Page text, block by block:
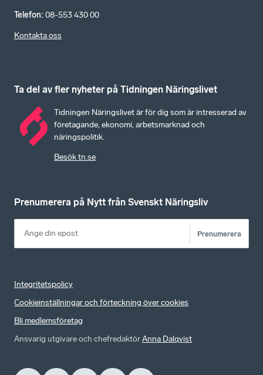
Telefon: 08-553 430 00
Kontakta oss
Ta del av fler nyheter på Tidningen Näringslivet
Tidningen Näringslivet är för dig som är intresserad av
företagande, ekonomi, arbetsmarknad och
näringspolitik.
Besök tn.se
Prenumerera på Nytt från Svenskt Näringsliv
Prenumerera
Integritetspolicy
Cookieinställningar och förteckning över cookies
Bli medlemsföretag
Ansvarig utgivare och chefredaktörAnna Dalqvist